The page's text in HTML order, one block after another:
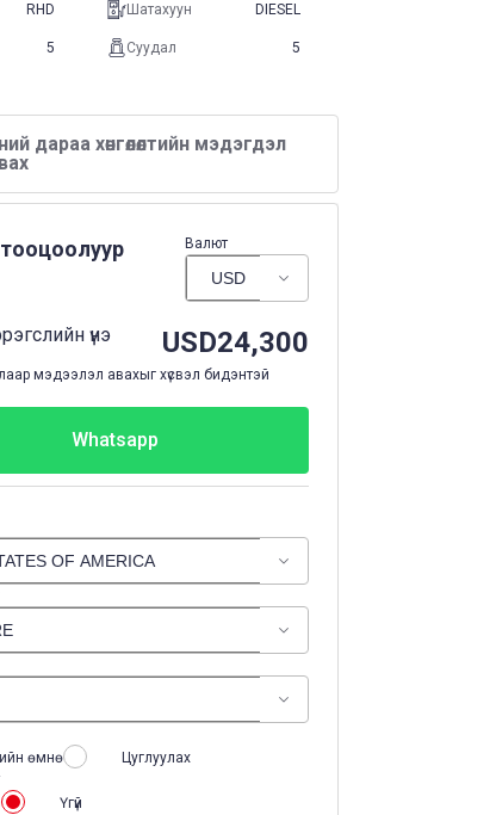
дараа хөнгөлөлтийн мэдэгдэл
RHD Шатахуун DIESEL
5 Суудал 5
тооцоолуур Валют
үнэ USD24,300
мэдээлэл авахыг хүсвэл бидэнтэй
Whatsapp
өмнө
Цуглуулах
Үгүй